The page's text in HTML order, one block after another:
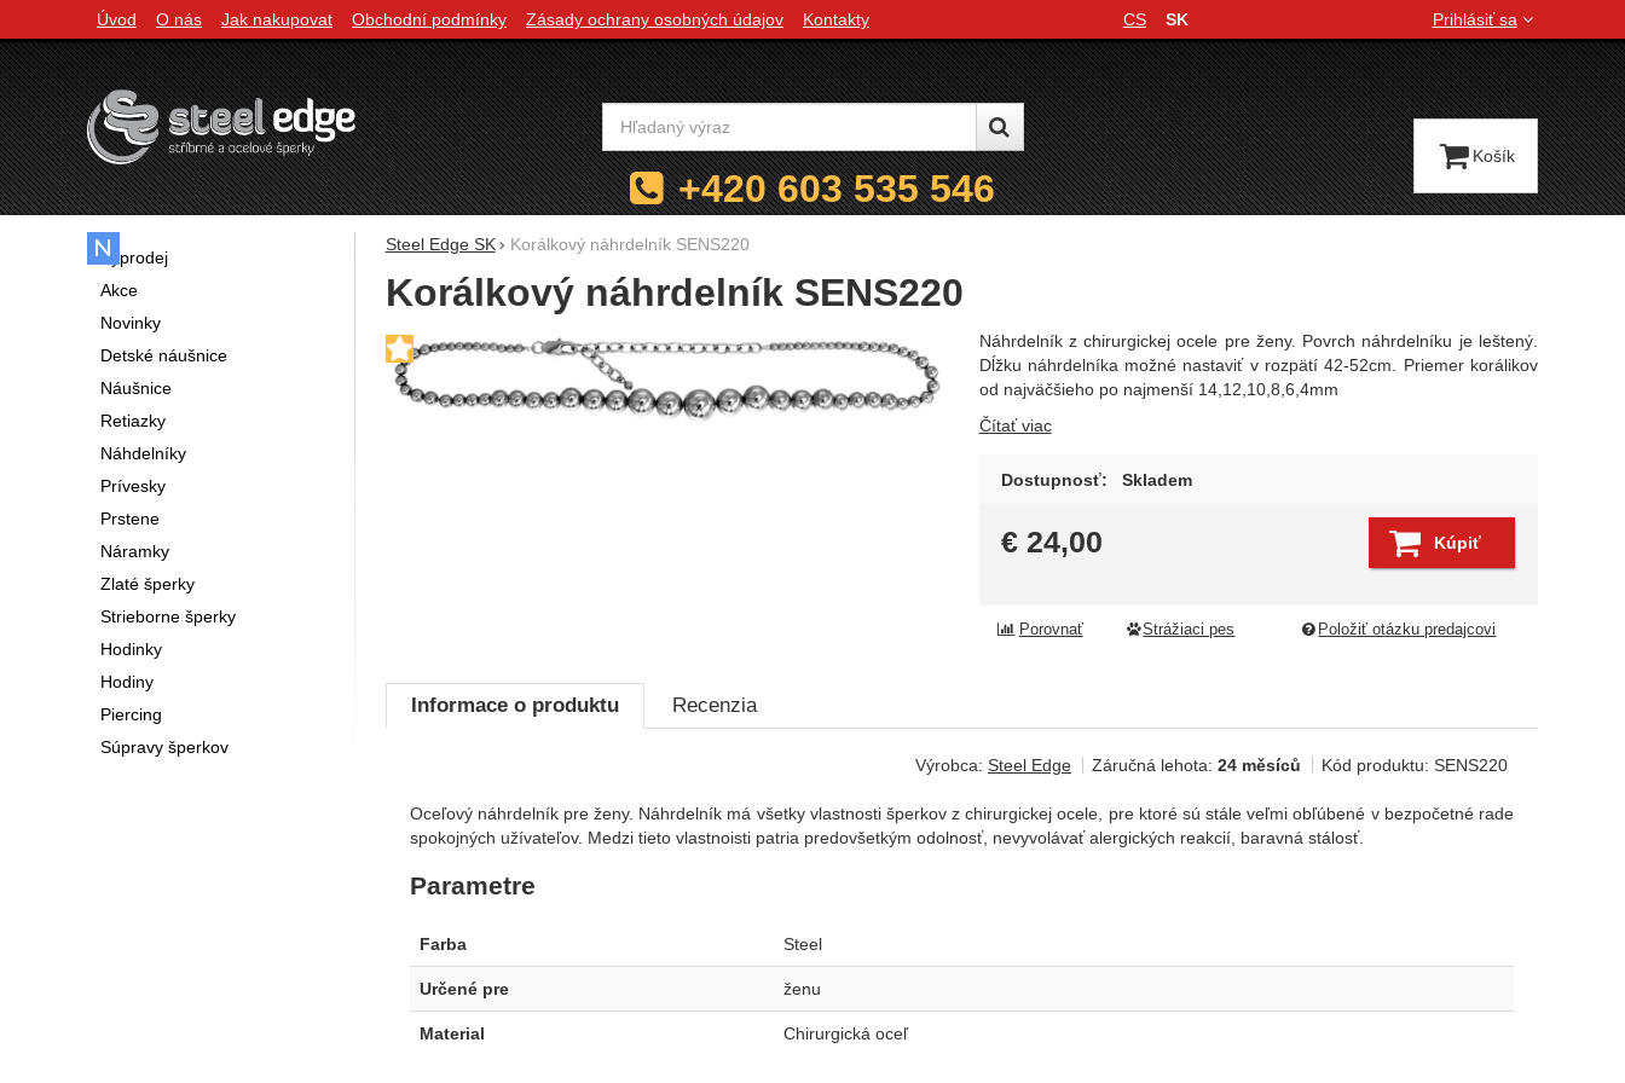
Steel Edge SK Korálkový náhrdelník SENS220
Korálkový náhrdelník SENS220
Fotografie
Náhrdelník z chirurgickej ocele pre ženy. Povrch náhrdelníku je leštený.
Dĺžku náhrdelníka možné nastaviť v rozpätí 42-52cm. Priemer korálikov
od najväčšieho po najmenší 14,12,10,8,6,4mm
Čítať viac
Dostupnosť: Skladem
€ 24,00 Kúpiť
Porovnať Strážiaci pes Položiť otázku predajcovi
Informace o produktu Recenzia
Výrobca: Steel Edge Záručná lehota: 24 měsíců Kód produktu: SENS220
Oceľový náhrdelník pre ženy. Náhrdelník má všetky vlastnosti šperkov z chirurgickej ocele, pre ktoré sú stále veľmi obľúbené v bezpočetné rade
spokojných užívateľov. Medzi tieto vlastnoisti patria predovšetkým odolnosť, nevyvolávať alergických reakcií, baravná stálosť.
Parametre
Farba Steel
Určené pre ženu
Material Chirurgická oceľ
Výprodej
Akce
Novinky
Detské náušnice
Náušnice
Retiazky
Náhdelníky
Prívesky
Prstene
Náramky
Zlaté šperky
Strieborne šperky
Hodinky
Hodiny
Piercing
Súpravy šperkov
Navigácia
Úvod O nás Jak nakupovat Obchodní podmínky Zásady ochrany osobných údajov Kontakty
Jazyková verzia
CS SK Prihlásiť sa
Vyhľadávanie
+420 603 535 546
Košík